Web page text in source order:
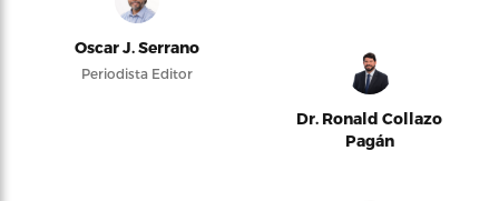
Oscar J. Serrano
Periodista Editor
Dr. Ronald Collazo
Pagán